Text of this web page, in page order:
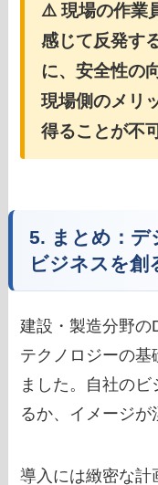
⚠️ 現場の作業
感じて反発す
に、安全性の
現場側のメリ
得ることが不
5. まとめ：デ
ビジネスを創
建設・製造分野の
テクノロジーの基
ました。自社のビ
るか、イメージが
導入には緻密な計